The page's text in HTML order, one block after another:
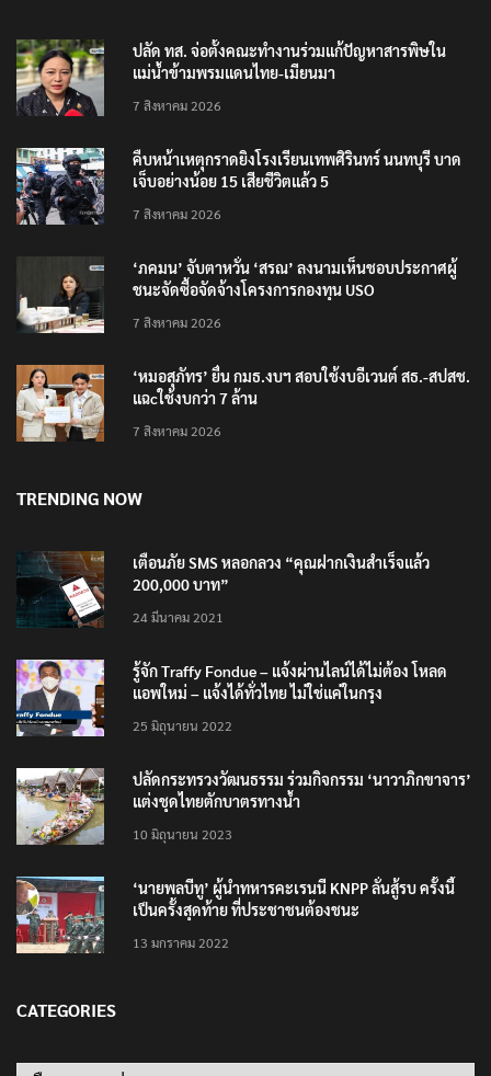
ปลัด ทส. จ่อตั้งคณะทำงานร่วมแก้ปัญหาสารพิษใน
แม่น้ำข้ามพรมแดนไทย-เมียนมา
7 สิงหาคม 2026
คืบหน้าเหตุกราดยิงโรงเรียนเทพศิรินทร์ นนทบุรี บาด
เจ็บอย่างน้อย 15 เสียชีวิตแล้ว 5
7 สิงหาคม 2026
‘ภคมน’ จับตาหวั่น ‘สรณ’ ลงนามเห็นชอบประกาศผู้
ชนะจัดซื้อจัดจ้างโครงการกองทุน USO
7 สิงหาคม 2026
‘หมอสุภัทร’ ยื่น กมธ.งบฯ สอบใช้งบอีเวนต์ สธ.-สปสช.
แฉcใช้งบกว่า 7 ล้าน
7 สิงหาคม 2026
TRENDING NOW
เตือนภัย SMS หลอกลวง “คุณฝากเงินสำเร็จแล้ว
200,000 บาท”
24 มีนาคม 2021
รู้จัก Traffy Fondue – แจ้งผ่านไลน์ได้ไม่ต้อง โหลด
แอพใหม่ – แจ้งได้ทั่วไทย ไม่ใช่แค่ในกรุง
25 มิถุนายน 2022
ปลัดกระทรวงวัฒนธรรม ร่วมกิจกรรม ‘นาวาภิกขาจาร’
แต่งชุดไทยตักบาตรทางน้ำ
10 มิถุนายน 2023
‘นายพลบีทู’ ผู้นำทหารคะเรนนี KNPP ลั่นสู้รบ ครั้งนี้
เป็นครั้งสุดท้าย ที่ประชาชนต้องชนะ
13 มกราคม 2022
CATEGORIES